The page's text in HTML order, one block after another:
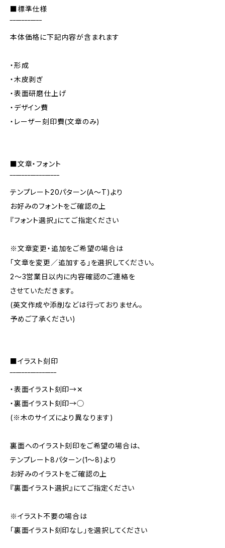
■標準仕様
‾‾‾‾‾‾‾‾‾‾‾
本体価格に下記内容が含まれます
・形成
・木皮剥ぎ
・表面研磨仕上げ
・デザイン費
・レーザー刻印費(文章のみ)
■文章・フォント
‾‾‾‾‾‾‾‾‾‾‾‾‾‾‾‾‾
テンプレート20パターン(A〜T)より
お好みのフォントをご確認の上
『フォント選択』にてご指定ください
※文章変更・追加をご希望の場合は
「文章を変更／追加する」を選択してください。
2〜3営業日以内に内容確認のご連絡を
させていただきます。
(英文作成や添削などは行っておりません。
予めご了承ください)
■イラスト刻印
‾‾‾‾‾‾‾‾‾‾‾‾‾‾‾‾
・表面イラスト刻印→✕
・裏面イラスト刻印→◯
(※木のサイズにより異なります)
裏面へのイラスト刻印をご希望の場合は、
テンプレート8パターン(1〜8)より
お好みのイラストをご確認の上
『裏面イラスト選択』にてご指定ください
※イラスト不要の場合は
「裏面イラスト刻印なし」を選択してください